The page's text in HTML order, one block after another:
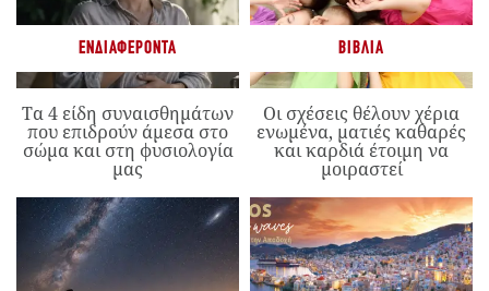
ΕΝΔΙΑΦΈΡΟΝΤΑ
Τα 4 είδη συναισθημάτων
που επιδρούν άμεσα στο
σώμα και στη φυσιολογία
μας
ΒΙΒΛΊΑ
Οι σχέσεις θέλουν χέρια
ενωμένα, ματιές καθαρές
και καρδιά έτοιμη να
μοιραστεί